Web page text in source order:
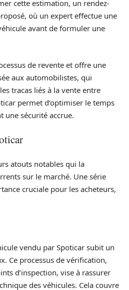
cette estimation, un rendez-
où un expert effectue une
avant de formuler une
de revente et offre une
aux automobilistes, qui
tracas liés à la vente entre
permet d’optimiser le temps
une sécurité accrue.
atouts notables qui la
sur le marché. Une série
cruciale pour les acheteurs,
vendu par Spoticar subit un
Ce processus de vérification,
d’inspection, vise à rassurer
des véhicules. Cela couvre